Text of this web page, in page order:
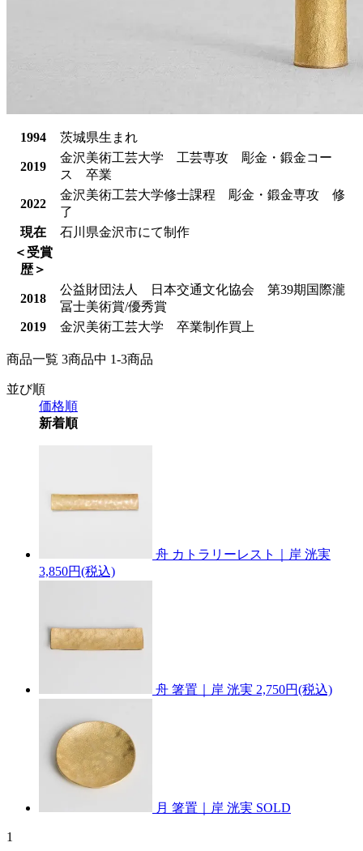
1994 茨城県生まれ
2019
金沢美術工芸大学 工芸専攻 彫金・鍛金コー
ス 卒業
2022
金沢美術工芸大学修士課程 彫金・鍛金専攻 修
了
現在
石川県金沢市にて制作
＜受賞
歴＞
2018
公益財団法人 日本交通文化協会 第39期国際瀧
冨士美術賞/優秀賞
2019
金沢美術工芸大学 卒業制作買上
商品一覧 3商品中 1-3商品
並び順
価格順
新着順
舟 カトラリーレスト｜岸 洸実
3,850円(税込)
舟 箸置｜岸 洸実 2,750円(税込)
月 箸置｜岸 洸実 SOLD
1